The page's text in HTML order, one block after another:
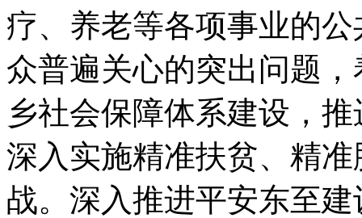
疗、养老等各项事业的
众普遍关心的突出问题
乡社会保障体系建设，
深入实施精准扶贫、精
战。深入推进平安东至